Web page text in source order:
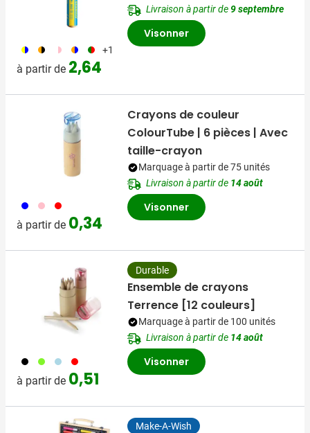
066 210 189 235 206 +1
à partir de 2,64
Livraison à partir de 9 septembre
Visonner
005 017 008
à partir de 0,34
Crayons de couleur
ColourTube | 6 pièces | Avec
taille-crayon
Marquage à partir de 75 unités
Livraison à partir de 14 août
Visonner
001 006 018 008
à partir de 0,51
Durable
Ensemble de crayons
Terrence [12 couleurs]
Marquage à partir de 100 unités
Livraison à partir de 14 août
Visonner
Make-A-Wish